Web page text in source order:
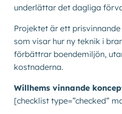
underlättar det dagliga
Projektet är ett
som visar hur ny teknik i
förbättrar boendemiljön,
kostnaderna.
Willhems vinnande
[checklist type=”checked”